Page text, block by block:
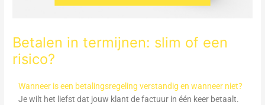
Betalen in termijnen: slim of een
risico?
Wanneer is een betalingsregeling verstandig en wanneer niet?
Je wilt het liefst dat jouw klant de factuur in één keer betaalt.